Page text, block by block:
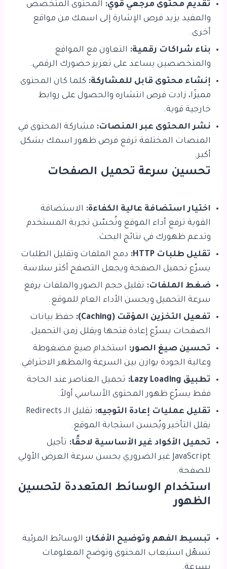
تقديم محتوى مرجعي قوي: المحتوى المتخصص
والمفيد يزيد فرص الإشارة إلى اسمك من مواقع
أخرى.
بناء شراكات رقمية: التعاون مع المواقع
والمتخصصين يساعد على تعزيز حضورك الرقمي.
إنشاء محتوى قابل للمشاركة: كلما كان المحتوى
مميزًا، زادت فرص انتشاره والحصول على روابط
خارجية قوية.
نشر المحتوى عبر المنصات: مشاركة المحتوى في
المنصات المختلفة ترفع فرص ظهور اسمك بشكل
أكبر.
تحسين سرعة تحميل الصفحات
اختيار استضافة عالية الكفاءة: الاستضافة
القوية ترفع أداء الموقع وتُحسّن تجربة المستخدم
وتدعم ظهورك في نتائج البحث.
تقليل طلبات HTTP:
دمج الملفات وتقليل الطلبات
يسرّع تحميل الصفحة ويجعل التصفح أكثر سلاسة.
ضغط الملفات: تقليل حجم الصور والملفات يرفع
سرعة التحميل ويحسن الأداء العام للموقع.
تفعيل التخزين المؤقت (Caching):
حفظ بيانات
الصفحات يسرّع إعادة فتحها ويقلل زمن التحميل.
تحسين صيغ الصور: استخدام صيغ مضغوطة
وعالية الجودة يوازن بين السرعة والمظهر الاحترافي.
تطبيق Lazy Loading:
تحميل العناصر عند الحاجة
فقط يسرّع ظهور المحتوى الأساسي أولاً.
تقليل عمليات إعادة التوجيه:
تقليل الـ Redirects
يقلل التأخير ويُحسن استجابة الموقع.
تحميل الأكواد غير الأساسية لاحقًا: تأجيل
JavaScript غير الضروري يحسن سرعة العرض الأولي
للصفحة.
استخدام الوسائط المتعددة لتحسين
الظهور
تبسيط الفهم وتوضيح الأفكار: الوسائط المرئية
تسهّل استيعاب المحتوى وتوضح المعلومات